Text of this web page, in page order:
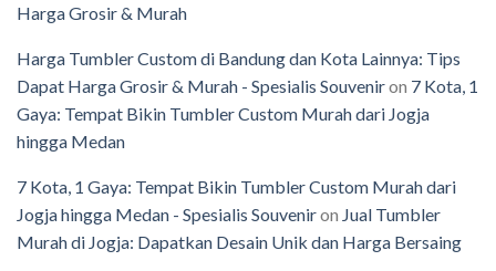
Harga Grosir & Murah
Harga Tumbler Custom di Bandung dan Kota Lainnya: Tips
Dapat Harga Grosir & Murah - Spesialis Souveniron 7 Kota, 1
Gaya: Tempat Bikin Tumbler Custom Murah dari Jogja
hingga Medan
7 Kota, 1 Gaya: Tempat Bikin Tumbler Custom Murah dari
Jogja hingga Medan - Spesialis Souveniron Jual Tumbler
Murah di Jogja: Dapatkan Desain Unik dan Harga Bersaing